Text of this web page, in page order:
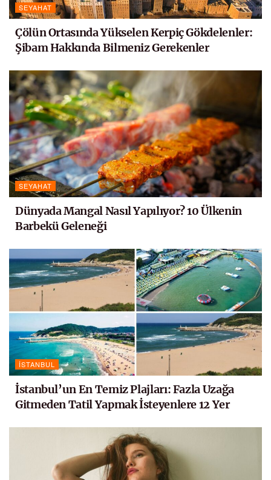
SEYAHAT
Çölün Ortasında Yükselen Kerpiç Gökdelenler:
Şibam Hakkında Bilmeniz Gerekenler
SEYAHAT
Dünyada Mangal Nasıl Yapılıyor? 10 Ülkenin
Barbekü Geleneği
İSTANBUL
İstanbul’un En Temiz Plajları: Fazla Uzağa
Gitmeden Tatil Yapmak İsteyenlere 12 Yer